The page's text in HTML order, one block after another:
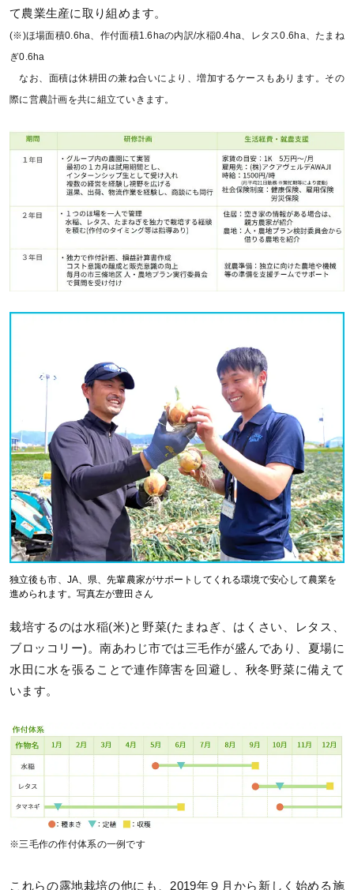
て農業生産に取り組めます。
(※)ほ場面積0.6ha、作付面積1.6haの内訳/水稲0.4ha、レタス0.6ha、たまね
ぎ0.6ha
なお、面積は休耕田の兼ね合いにより、増加するケースもあります。その
際に営農計画を共に組立ていきます。
独立後も市、JA、県、先輩農家がサポートしてくれる環境で安心して農業を
進められます。写真左が豊田さん
栽培するのは水稲(米)と野菜(たまねぎ、はくさい、レタス、
ブロッコリー)。南あわじ市では三毛作が盛んであり、夏場に
水田に水を張ることで連作障害を回避し、秋冬野菜に備えて
います。
※三毛作の作付体系の一例です
これらの露地栽培の他にも、2019年９月から新しく始める施